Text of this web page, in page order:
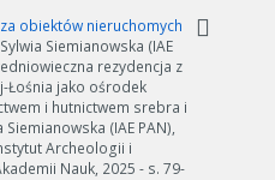
obiektów nieruchomych
Siemianowska (IAE
rezydencja z
Łośnia jako ośrodek
i hutnictwem srebra i
Siemianowska (IAE PAN),
Archeologii i
Nauk, 2025 - s. 79-